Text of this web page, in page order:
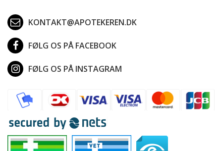
KONTAKT@APOTEKEREN.DK
FØLG OS PÅ FACEBOOK
FØLG OS PÅ INSTAGRAM